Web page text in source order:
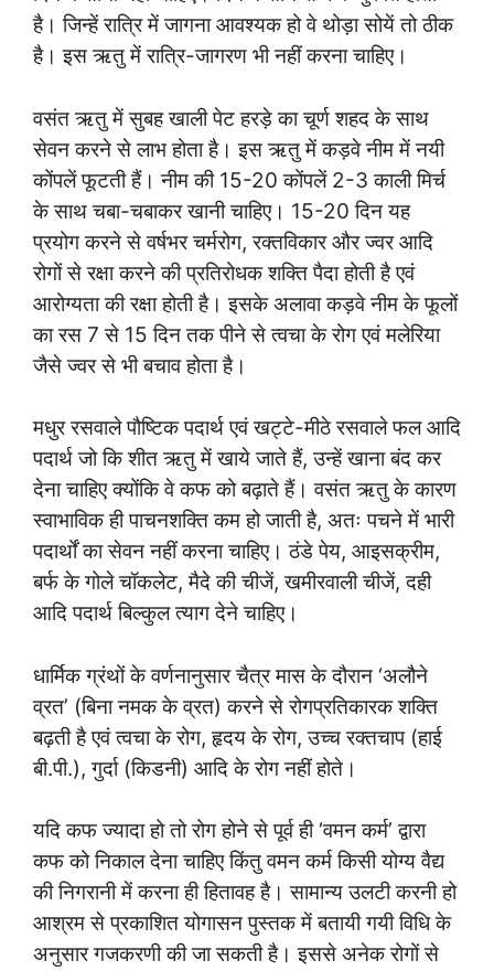
है। जिन्हें रात्रि में जागना आवश्यक हो वे थोड़ा सोयें तो ठीक
है। इस ऋतु में रात्रि-जागरण भी नहीं करना चाहिए।
वसंत ऋतु में सुबह खाली पेट हरड़े का चूर्ण शहद के साथ
सेवन करने से लाभ होता है। इस ऋतु में कड़वे नीम में नयी
कोंपलें फूटती हैं। नीम की 15-20 कोंपलें 2-3 काली मिर्च
के साथ चबा-चबाकर खानी चाहिए। 15-20 दिन यह
प्रयोग करने से वर्षभर चर्मरोग, रक्तविकार और ज्वर आदि
रोगों से रक्षा करने की प्रतिरोधक शक्ति पैदा होती है एवं
आरोग्यता की रक्षा होती है। इसके अलावा कड़वे नीम के फूलों
का रस 7 से 15 दिन तक पीने से त्वचा के रोग एवं मलेरिया
जैसे ज्वर से भी बचाव होता है।
मधुर रसवाले पौष्टिक पदार्थ एवं खट्टे-मीठे रसवाले फल आदि
पदार्थ जो कि शीत ऋतु में खाये जाते हैं, उन्हें खाना बंद कर
देना चाहिए क्योंकि वे कफ को बढ़ाते हैं। वसंत ऋतु के कारण
स्वाभाविक ही पाचनशक्ति कम हो जाती है, अतः पचने में भारी
पदार्थों का सेवन नहीं करना चाहिए। ठंडे पेय, आइसक्रीम,
बर्फ के गोले चॉकलेट, मैदे की चीजें, खमीरवाली चीजें, दही
आदि पदार्थ बिल्कुल त्याग देने चाहिए।
धार्मिक ग्रंथों के वर्णनानुसार चैत्र मास के दौरान ‘अलौने
व्रत’ (बिना नमक के व्रत) करने से रोगप्रतिकारक शक्ति
बढ़ती है एवं त्वचा के रोग, हृदय के रोग, उच्च रक्तचाप (हाई
बी.पी.), गुर्दा (किडनी) आदि के रोग नहीं होते।
यदि कफ ज्यादा हो तो रोग होने से पूर्व ही ‘वमन कर्म’ द्वारा
कफ को निकाल देना चाहिए किंतु वमन कर्म किसी योग्य वैद्य
की निगरानी में करना ही हितावह है। सामान्य उलटी करनी हो
आश्रम से प्रकाशित योगासन पुस्तक में बतायी गयी विधि के
अनुसार गजकरणी की जा सकती है। इससे अनेक रोगों से